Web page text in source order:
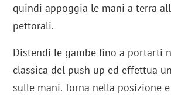
quindi appoggia le mani a terra
pettorali.
Distendi le gambe fino a portarti
classica del push up ed effettua
sulle mani. Torna nella posizione